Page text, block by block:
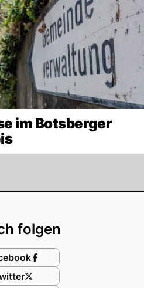
im Botsberger
folgen